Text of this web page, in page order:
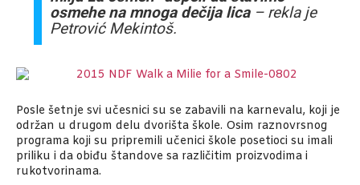
osmehe na mnoga dečija lica– rekla je
Petrović Mekintoš.
Posle šetnje svi učesnici su se zabavili na karnevalu, koji je
održan u drugom delu dvorišta škole. Osim raznovrsnog
programa koji su pripremili učenici škole posetioci su imali
priliku i da obiđu štandove sa različitim proizvodima i
rukotvorinama.